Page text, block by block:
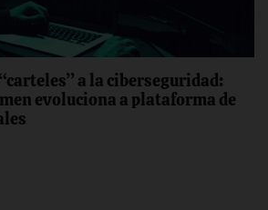
a la ciberseguridad:
evoluciona a plataforma de